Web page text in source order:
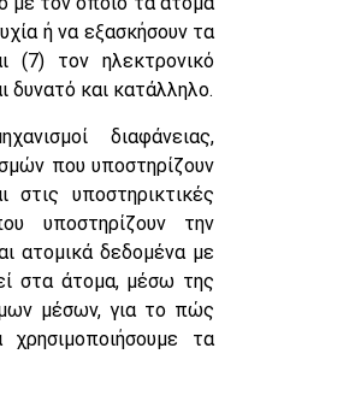
ή να εξασκήσουν τα
(7) τον ηλεκτρονικό
δυνατό και κατάλληλο.
διαφάνειας,
που υποστηρίζουν
στις υποστηρικτικές
υποστηρίζουν την
ατομικά δεδομένα με
στα άτομα, μέσω της
μέσων, για το πώς
τα